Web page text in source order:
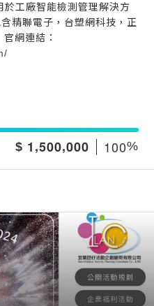
工廠智能檢測管理解決方
精聯電子，台塑網科技，正
網連結：
$ 1,500,000 100%